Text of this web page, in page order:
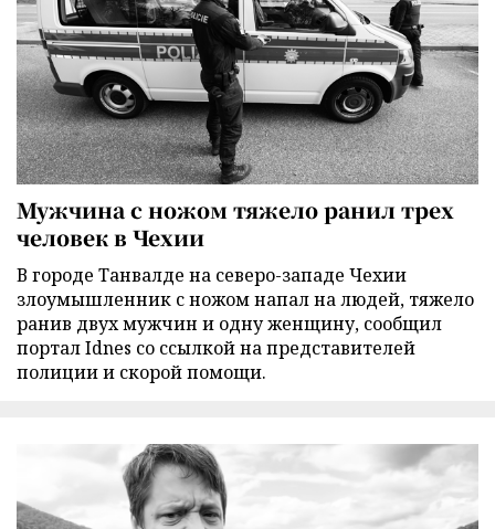
Мужчина с ножом тяжело ранил трех
человек в Чехии
В городе Танвалде на северо-западе Чехии
злоумышленник с ножом напал на людей, тяжело
ранив двух мужчин и одну женщину, сообщил
портал Idnes со ссылкой на представителей
полиции и скорой помощи.